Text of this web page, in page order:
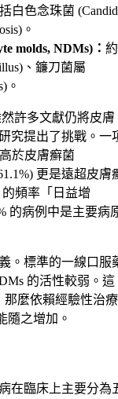
白色念珠菌
。
molds, NDMs)： 約
、鐮刀菌屬
。
許多文獻仍將皮膚
究提出了挑戰。一
於皮膚癬菌
更是遠超皮膚
頻率「日益增
的病例中是主要病
。標準的一線口服
的活性較弱。這
那麼依賴經驗性治療
隨之增加。
在臨床上主要分為